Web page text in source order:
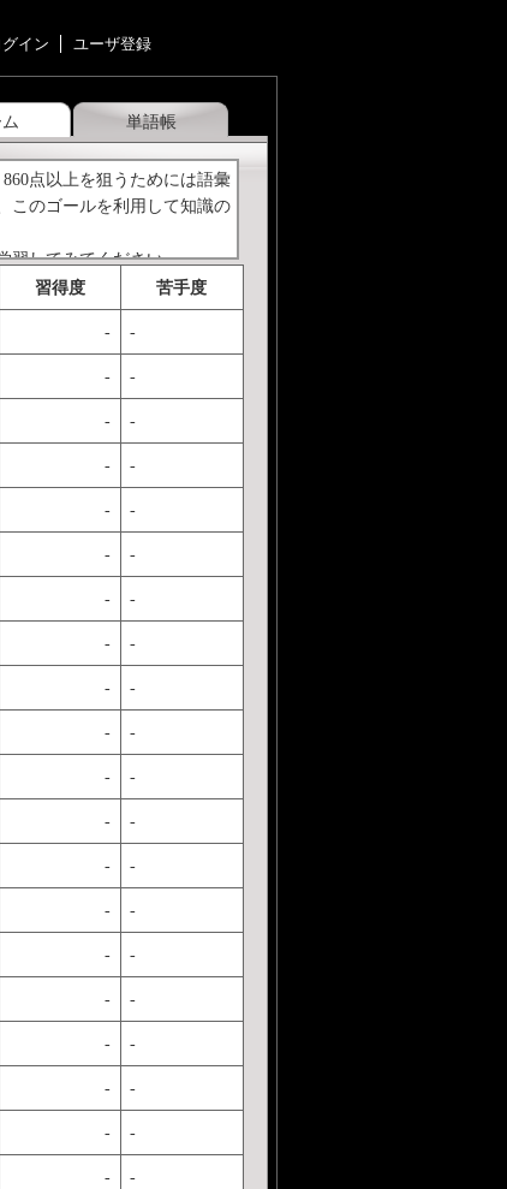
グイン ユーザ登録
単語帳
点以上を狙うためには語彙
このゴールを利用して知識の
習してみてください。
習得度 苦手度
- -
- -
- -
- -
- -
- -
- -
- -
- -
- -
- -
- -
- -
- -
- -
- -
- -
- -
- -
- -